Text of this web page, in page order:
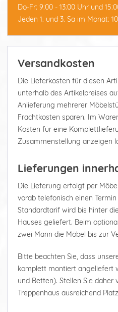
Do-Fr: 9:00 - 13:00 Uhr und
Jeden 1. und 3. Sa im Monat:
Versandkosten
Die Lieferkosten für diesen
unterhalb des Artikelpreises
Anlieferung mehrerer
Frachtkosten sparen. Im
Kosten für eine
Zusammenstellung anzeigen
Lieferungen
Die Lieferung erfolgt per
vorab telefonisch einen
Standardtarif wird bis hinter
Hauses geliefert. Beim
zwei Mann die Möbel bis zur
Bitte beachten Sie, dass
komplett montiert angeliefert
und Betten). Stellen Sie daher
Treppenhaus ausreichend